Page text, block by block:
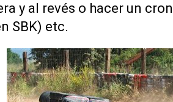
y al revés o hacer un
SBK) etc.